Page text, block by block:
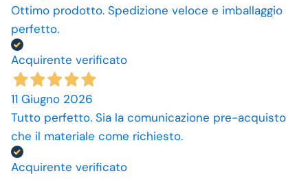
Ottimo prodotto. Spedizione veloce e imballaggio
perfetto.
Acquirente verificato
11 Giugno 2026
Tutto perfetto. Sia la comunicazione pre-acquisto
che il materiale come richiesto.
Acquirente verificato